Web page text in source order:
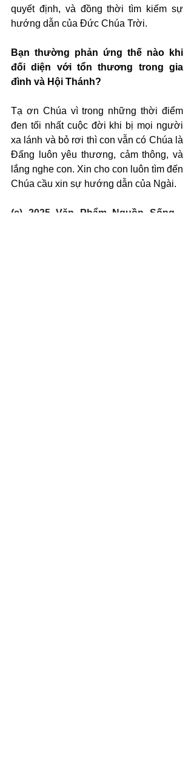
quyết định, và đồng thời tìm kiếm sự
hướng dẫn của Đức Chúa Trời.
Bạn thường phản ứng thế nào khi
đối diện với tổn thương trong gia
đình và Hội Thánh?
Tạ ơn Chúa vì trong những thời điểm
đen tối nhất cuộc đời khi bị mọi người
xa lánh và bỏ rơi thì con vẫn có Chúa là
Đấng luôn yêu thương, cảm thông, và
lắng nghe con. Xin cho con luôn tìm đến
Chúa cầu xin sự hướng dẫn của Ngài.
(c) 2025 Văn Phẩm Nguồn Sống -